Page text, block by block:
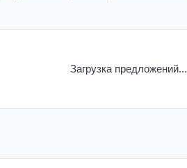
Загрузка предложений...